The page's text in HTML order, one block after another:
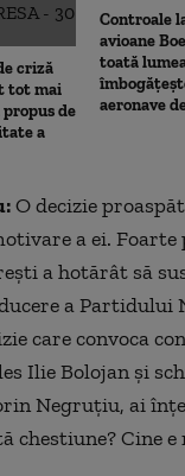
criză
tot mai
de
a
Controale
avioane
toată
aeronave
O decizie
a ei. Foarte
a hotărât să
a Partidului
care convoca
Ilie Bolojan și
Negruțiu, ai
chestiune? Cine